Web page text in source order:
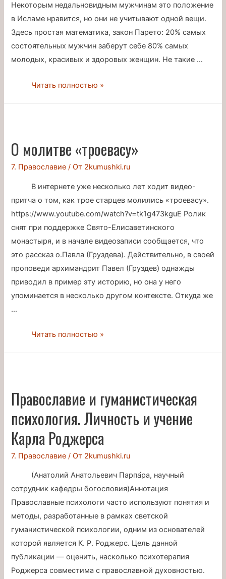
Некоторым недальновидным мужчинам это положение
в Исламе нравится, но они не учитывают одной вещи.
Здесь простая математика, закон Парето: 20% самых
состоятельных мужчин заберут себе 80% самых
молодых, красивых и здоровых женщин. Не такие …
Почему
Читать полностью »
О молитве «троевасу»
7. Православие / От 2kumushki.ru
В интернете уже несколько лет ходит видео-
притча о том, как трое старцев молились «троевасу».
https://www.youtube.com/watch?v=tk1g473kguE Ролик
снят при поддержке Свято-Елисаветинского
монастыря, и в начале видеозаписи сообщается, что
это рассказ о.Павла (Груздева). Действительно, в своей
проповеди архимандрит Павел (Груздев) однажды
приводил в пример эту историю, но она у него
упоминается в несколько другом контексте. Откуда же
…
О
Читать полностью »
Православие и гуманистическая
психология. Личность и учение
Карла Роджерса
7. Православие / От 2kumushki.ru
(Анатолий Анатольевич Парпа́ра, научный
сотрудник кафедры богословия)Аннотация
Православные психологи часто используют понятия и
методы, разработанные в рамках светской
гуманистической психологии, одним из основателей
которой является К. Р. Роджерс. Цель данной
публикации — оценить, насколько психотерапия
Роджерса совместима с православной духовностью.